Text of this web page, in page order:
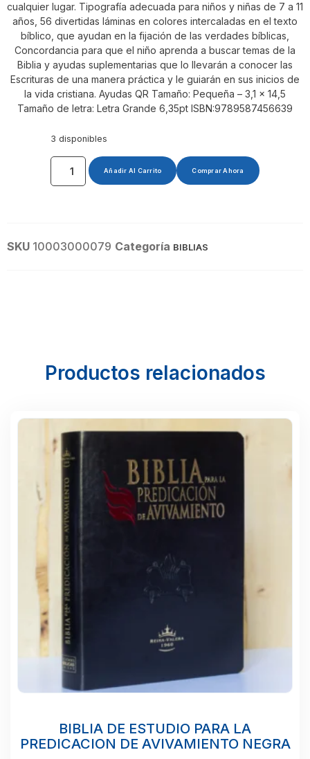
cualquier lugar. Tipografía adecuada para niños y niñas de 7 a 11
años, 56 divertidas láminas en colores intercaladas en el texto
bíblico, que ayudan en la fijación de las verdades bíblicas,
Concordancia para que el niño aprenda a buscar temas de la
Biblia y ayudas suplementarias que lo llevarán a conocer las
Escrituras de una manera práctica y le guiarán en sus inicios de
la vida cristiana. Ayudas QR Tamaño: Pequeña – 3,1 x 14,5
Tamaño de letra: Letra Grande 6,35pt ISBN:9789587456639
3 disponibles
Añadir Al Carrito Comprar Ahora
SKU 10003000079 Categoría BIBLIAS
Productos relacionados
BIBLIA DE ESTUDIO PARA LA
PREDICACION DE AVIVAMIENTO NEGRA